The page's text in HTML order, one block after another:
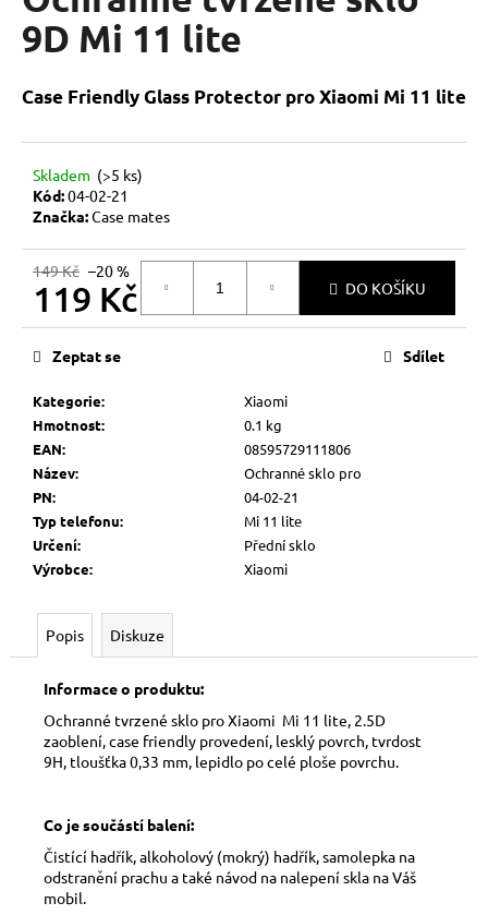
0,0
z
hvězdiček.
9D Mi 11 lite
Case Friendly Glass Protector pro Xiaomi Mi 11 lite
Skladem (>5 ks)
Kód:04-02-21
Značka:Case mates
149 Kč –20 %
119 Kč
Měrná
DO KOŠÍKU
Kategorie:
Xiaomi
Hmotnost:
0.1 kg
EAN:
08595729111806
Název:
Ochranné sklo pro
PN:
04-02-21
Typ telefonu:
Mi 11 lite
Určení:
Přední sklo
Výrobce: Xiaomi
Zeptat se Sdílet
Popis Diskuze
Informace o produktu:
Ochranné tvrzené sklo pro Xiaomi Mi 11 lite, 2.5D
zaoblení, case friendly provedení, lesklý povrch, tvrdost
9H, tloušťka 0,33 mm, lepidlo po celé ploše povrchu.
Co je součástí balení:
Čistící hadřík, alkoholový (mokrý) hadřík, samolepka na
odstranění prachu a také návod na nalepení skla na Váš
mobil.
a
j
í
t
?
HLEDAT
D
p
o
u
u
e